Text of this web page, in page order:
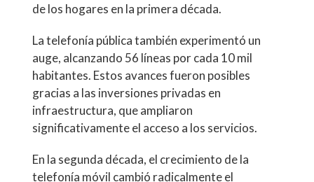
de los hogares en la primera década.
La telefonía pública también experimentó un
auge, alcanzando 56 líneas por cada 10 mil
habitantes. Estos avances fueron posibles
gracias a las inversiones privadas en
infraestructura, que ampliaron
significativamente el acceso a los servicios.
En la segunda década, el crecimiento de la
telefonía móvil cambió radicalmente el